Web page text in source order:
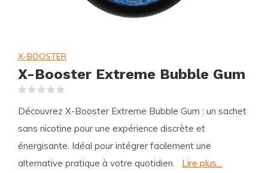
X-BOOSTER
X-Booster Extreme Bubble Gum
Découvrez X-Booster Extreme Bubble Gum : un sachet
sans nicotine pour une expérience discrète et
énergisante. Idéal pour intégrer facilement une
alternative pratique à votre quotidien.
Lire plus...